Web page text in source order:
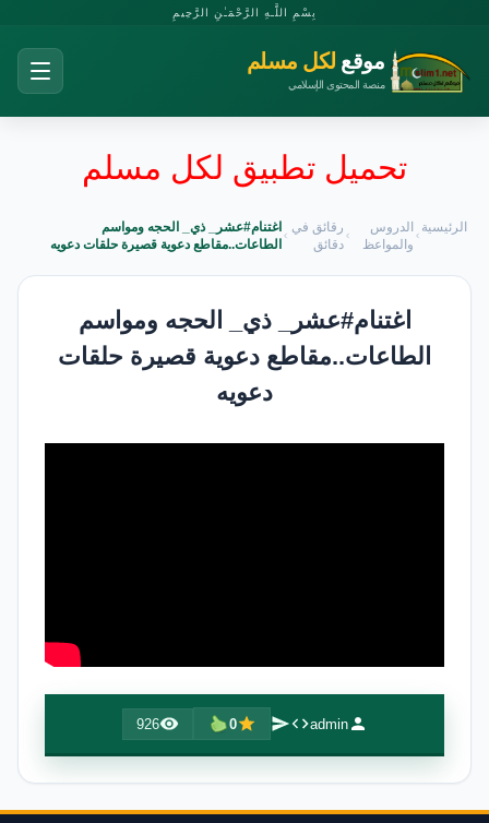
بِسْمِ اللَّـهِ الرَّحْمَـٰنِ الرَّحِيمِ
موقع لكل مسلم
منصة المحتوى الإسلامي
تحميل تطبيق لكل مسلم
الرئيسية
الدروس
والمواعظ
رقائق في
دقائق
اغتنام#عشر_ ذي_ الحجه ومواسم
الطاعات..مقاطع دعوية قصيرة حلقات دعويه
اغتنام#عشر_ ذي_ الحجه ومواسم
الطاعات..مقاطع دعوية قصيرة حلقات
دعويه
admin
0
926